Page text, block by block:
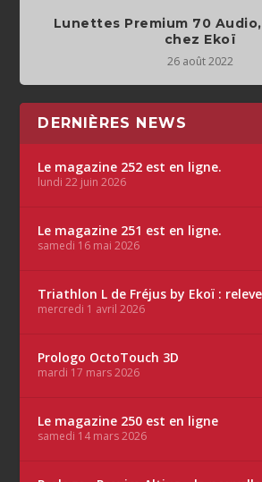
Lunettes Premium 70
chez Ekoï
26 août 2022
DERNIÈRES NEWS
Le magazine 252 est en ligne.
lundi 22 juin 2026
Le magazine 251 est en ligne.
samedi 16 mai 2026
Triathlon L de Fréjus by Ekoï :
mercredi 1 avril 2026
Prologo OctoTouch 3D
mardi 17 mars 2026
Le magazine 250 est en ligne
samedi 14 mars 2026